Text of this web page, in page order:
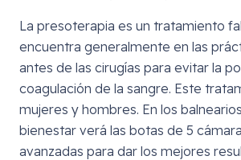
La presoterapia es un tratamiento
encuentra generalmente en las
antes de las cirugías para evitar la
coagulación de la sangre. Este
mujeres y hombres. En los
bienestar verá las botas de 5
avanzadas para dar los mejores